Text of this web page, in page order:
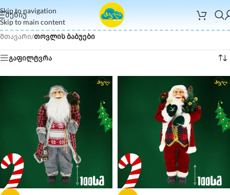
Skip to navigation
Skip to main content
ᲛᲔᲜᲘᲣ
მთავარი/თოვლის ბაბუები
გაფილტვრა